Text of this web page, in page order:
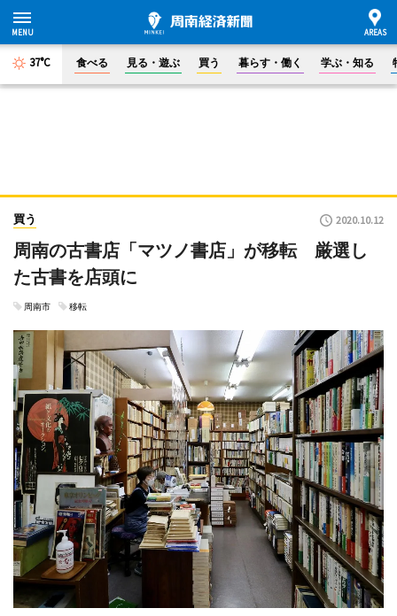
37°C 食べる 見る・遊ぶ 買う 暮らす・働く 学ぶ・知る
買う 2020.10.12
周南の古書店「マツノ書店」が移転 厳選し
た古書を店頭に
周南市 移転